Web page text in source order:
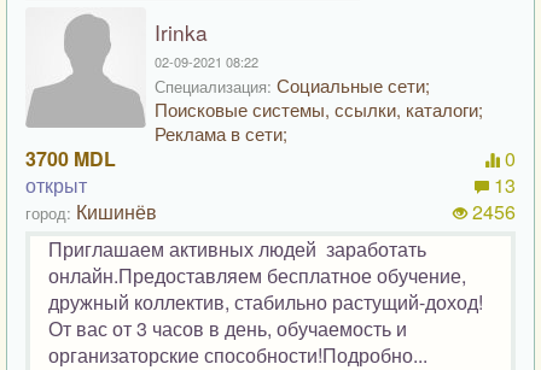
Irinka
02-09-2021 08:22
Специализация: Социальные сети;
Поисковые системы, ссылки, каталоги;
Реклама в сети;
3700 MDL
открыт
город: Кишинёв
0
13
2456
Приглашаем активных людей заработать
онлайн.Предоставляем бесплатное обучение,
дружный коллектив, стабильно растущий-доход!
От вас от 3 часов в день, обучаемость и
организаторские способности!Подробно...